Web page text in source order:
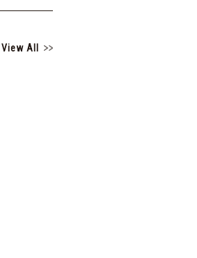
View All